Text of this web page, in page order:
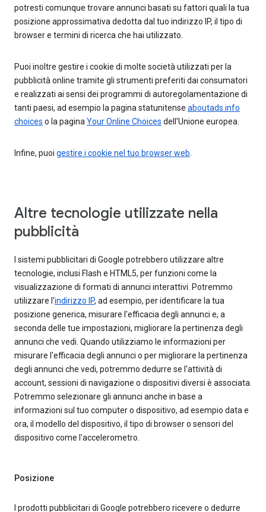
potresti comunque trovare annunci basati su fattori quali la tua
posizione approssimativa dedotta dal tuo indirizzo IP, il tipo di
browser e termini di ricerca che hai utilizzato.
Puoi inoltre gestire i cookie di molte società utilizzati per la
pubblicità online tramite gli strumenti preferiti dai consumatori
e realizzati ai sensi dei programmi di autoregolamentazione di
tanti paesi, ad esempio la pagina statunitense aboutads.info
choices o la paginaYour Online Choices dell'Unione europea.
Infine, puoi gestire i cookie nel tuo browser web.
Altre tecnologie utilizzate nella
pubblicità
I sistemi pubblicitari di Google potrebbero utilizzare altre
tecnologie, inclusi Flash e HTML5, per funzioni come la
visualizzazione di formati di annunci interattivi. Potremmo
utilizzare l'indirizzo IP, ad esempio, per identificare la tua
posizione generica, misurare l'efficacia degli annunci e, a
seconda delle tue impostazioni, migliorare la pertinenza degli
annunci che vedi. Quando utilizziamo le informazioni per
misurare l'efficacia degli annunci o per migliorare la pertinenza
degli annunci che vedi, potremmo dedurre se l'attività di
account, sessioni di navigazione o dispositivi diversi è associata.
Potremmo selezionare gli annunci anche in base a
informazioni sul tuo computer o dispositivo, ad esempio data e
ora, il modello del dispositivo, il tipo di browser o sensori del
dispositivo come l'accelerometro.
Posizione
I prodotti pubblicitari di Google potrebbero ricevere o dedurre